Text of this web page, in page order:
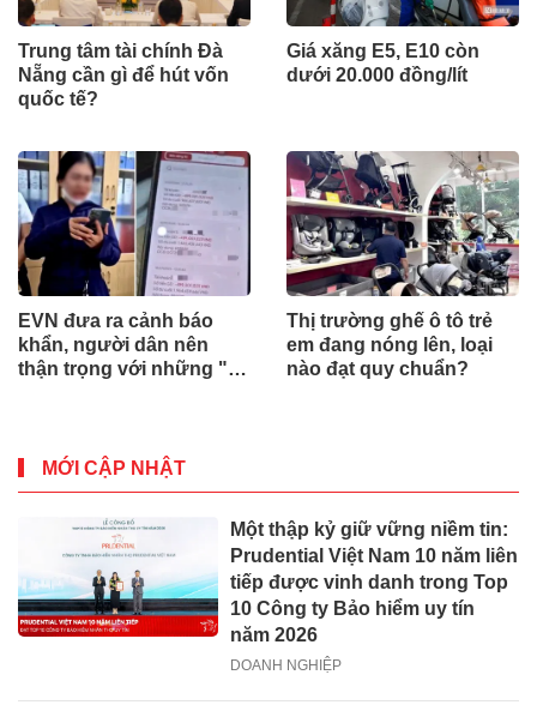
Trung tâm tài chính Đà
Nẵng cần gì để hút vốn
quốc tế?
Giá xăng E5, E10 còn
dưới 20.000 đồng/lít
EVN đưa ra cảnh báo
khẩn, người dân nên
thận trọng với những "tin
Thị trường ghế ô tô trẻ
em đang nóng lên, loại
nào đạt quy chuẩn?
MỚI CẬP NHẬT
Một thập kỷ giữ vững niềm tin:
Prudential Việt Nam 10 năm liên
tiếp được vinh danh trong Top
10 Công ty Bảo hiểm uy tín
năm 2026
DOANH NGHIỆP